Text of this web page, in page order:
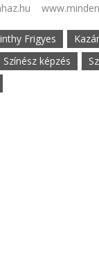
Frigyes
Színész képzés